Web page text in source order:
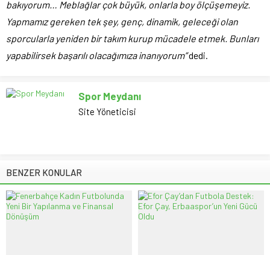
bakıyorum… Meblağlar çok büyük, onlarla boy ölçüşemeyiz.
Yapmamız gereken tek şey, genç, dinamik, geleceği olan
sporcularla yeniden bir takım kurup mücadele etmek. Bunları
yapabilirsek başarılı olacağımıza inanıyorum”dedi.
Spor Meydanı
Site Yöneticisi
BENZER KONULAR